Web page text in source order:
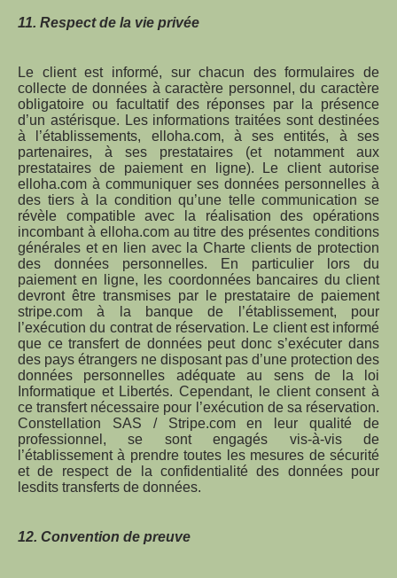
11. Respect de la vie privée
Le client est informé, sur chacun des formulaires de
collecte de données à caractère personnel, du caractère
obligatoire ou facultatif des réponses par la présence
d’un astérisque. Les informations traitées sont destinées
à l’établissements, elloha.com, à ses entités, à ses
partenaires, à ses prestataires (et notamment aux
prestataires de paiement en ligne). Le client autorise
elloha.com à communiquer ses données personnelles à
des tiers à la condition qu’une telle communication se
révèle compatible avec la réalisation des opérations
incombant à elloha.com au titre des présentes conditions
générales et en lien avec la Charte clients de protection
des données personnelles. En particulier lors du
paiement en ligne, les coordonnées bancaires du client
devront être transmises par le prestataire de paiement
stripe.com à la banque de l’établissement, pour
l’exécution du contrat de réservation. Le client est informé
que ce transfert de données peut donc s’exécuter dans
des pays étrangers ne disposant pas d’une protection des
données personnelles adéquate au sens de la loi
Informatique et Libertés. Cependant, le client consent à
ce transfert nécessaire pour l’exécution de sa réservation.
Constellation SAS / Stripe.com en leur qualité de
professionnel, se sont engagés vis-à-vis de
l’établissement à prendre toutes les mesures de sécurité
et de respect de la confidentialité des données pour
lesdits transferts de données.
12. Convention de preuve